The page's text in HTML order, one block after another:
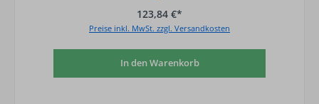
123,84 €*
Preise inkl. MwSt. zzgl. Versandkosten
In den Warenkorb